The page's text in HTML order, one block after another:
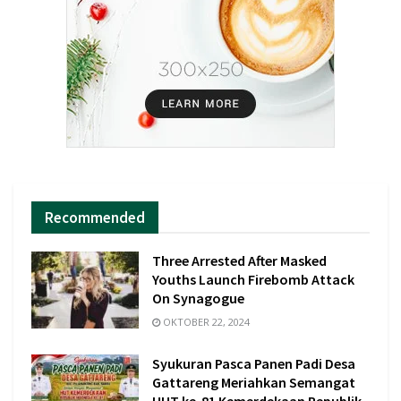
Recommended
Three Arrested After Masked
Youths Launch Firebomb Attack
On Synagogue
OKTOBER 22, 2024
Syukuran Pasca Panen Padi Desa
Gattareng Meriahkan Semangat